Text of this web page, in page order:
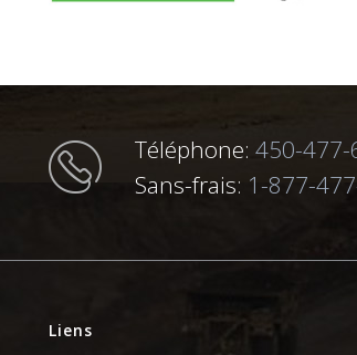
Téléphone: 450-477-
Sans-frais: 1-877-
Liens